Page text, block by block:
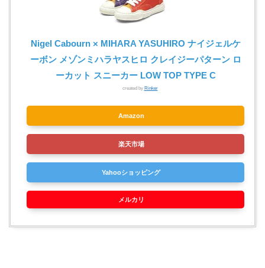
Nigel Cabourn × MIHARA YASUHIRO ナイジェルケ
ーボン メゾンミハラヤスヒロ クレイジーパターン ロ
ーカット スニーカー LOW TOP TYPE C
created by Rinker
Amazon
楽天市場
Yahooショッピング
メルカリ